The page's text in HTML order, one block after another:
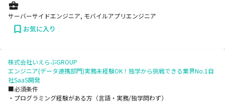
サーバーサイドエンジニア, モバイルアプリエンジニア
お気に入り
株式会社いえらぶGROUP
エンジニア(データ連携部門)実務未経験OK！独学から挑戦できる業界No.1自
社SaaS開発
■必須条件
・プログラミング経験がある方（言語・実務/独学問わず）